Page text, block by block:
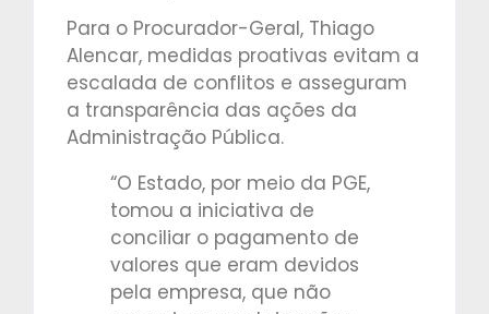
Para o Procurador-Geral, Thiago
Alencar, medidas proativas evitam a
escalada de conflitos e asseguram
a transparência das ações da
Administração Pública.
“O Estado, por meio da PGE,
tomou a iniciativa de
conciliar o pagamento de
valores que eram devidos
pela empresa, que não